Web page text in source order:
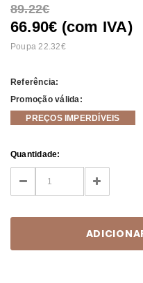
89.22
66.90€ (com IVA)
Poupa 22.32
Referência:
Promoção válida:
PREÇOS IMPERDÍVEIS
Current
Stock:
Quantidade:
DECREASE
QUANTITY:
INCREASE
QUANTITY: